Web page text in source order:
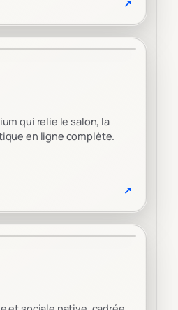
↗
qui relie le salon, la
en ligne complète.
↗